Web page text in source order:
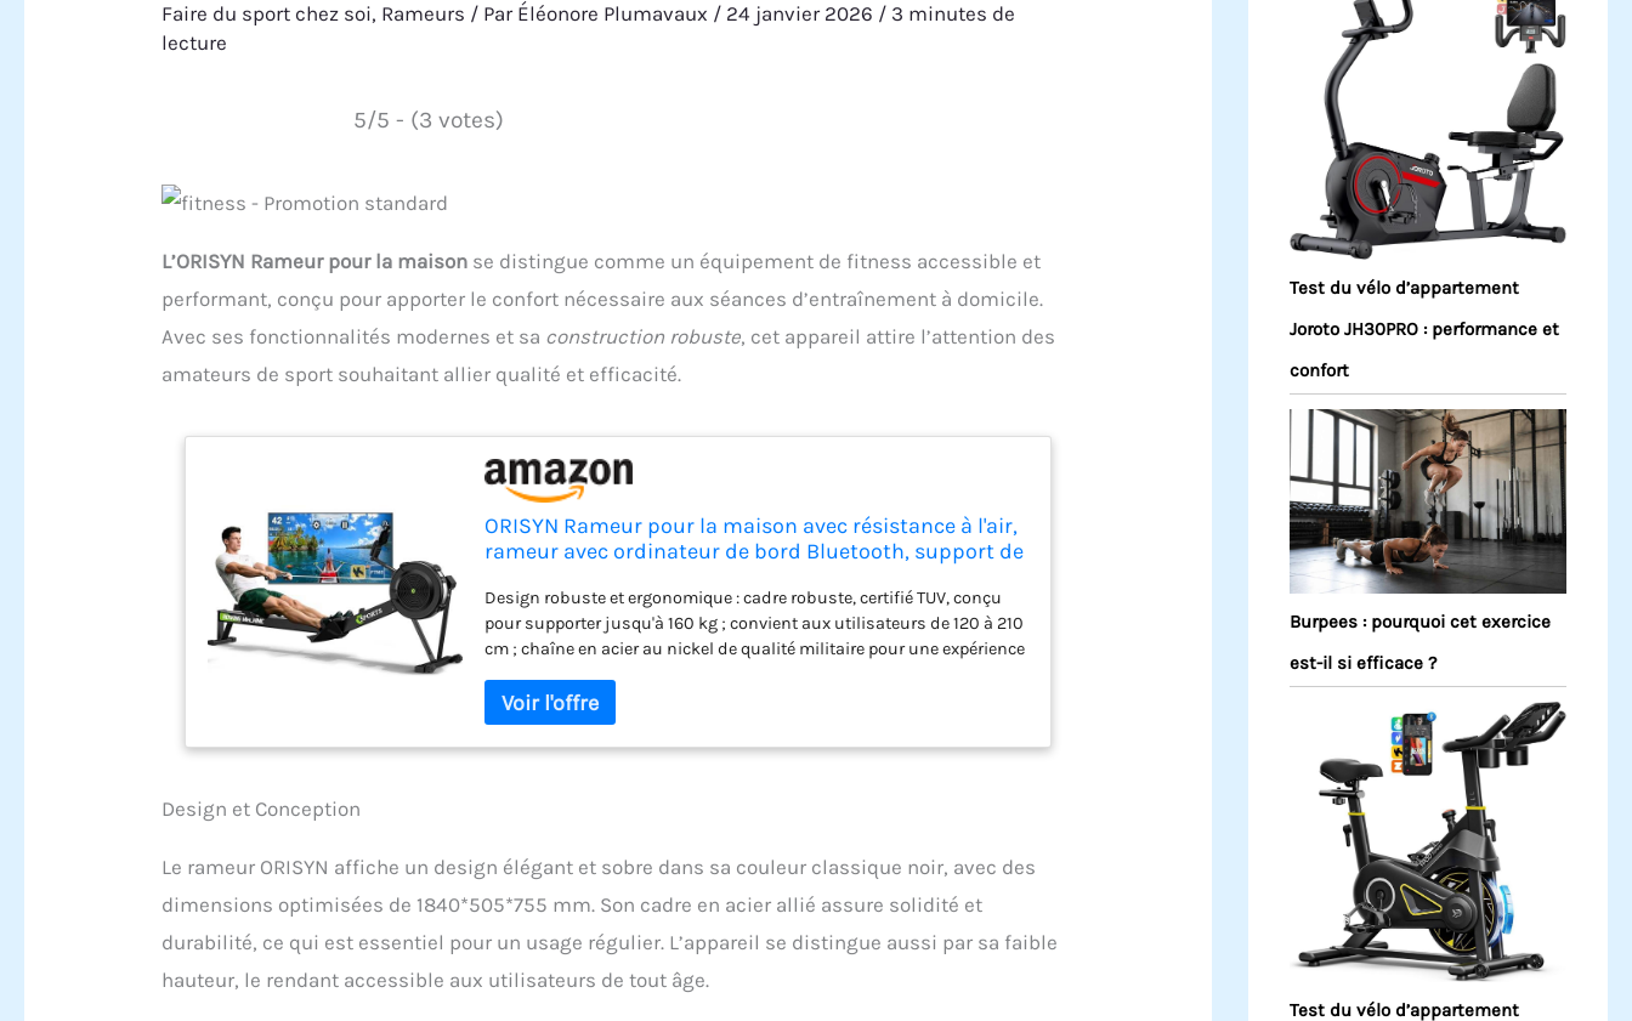
Faire du sport chez soi, Rameurs / Par Éléonore Plumavaux / 24 janvier 2026 / 3 minutes de
lecture
5/5 - (3 votes)
L’ORISYN Rameur pour la maison se distingue comme un équipement de fitness accessible et
performant, conçu pour apporter le confort nécessaire aux séances d’entraînement à domicile.
Avec ses fonctionnalités modernes et sa construction robuste, cet appareil attire l’attention des
amateurs de sport souhaitant allier qualité et efficacité.
ORISYN Rameur pour la maison avec résistance à l'air,
rameur avec ordinateur de bord Bluetooth, support de
Design robuste et ergonomique : cadre robuste, certifié TUV, conçu
pour supporter jusqu'à 160 kg ; convient aux utilisateurs de 120 à 210
cm ; chaîne en acier au nickel de qualité militaire pour une expérience
avancé : 32 pales de ventilateur pour une résistance accrue à l'air et
un entraînement exigeant ; les roulements à billes en acier
inoxydable silencieux assurent un mouvement de rame fluide et une
l’intensité de l’entraînement pour une expérience stimulante. Écran
rétroéclairé Bluetooth Smart : suivez facilement vos progrès avec
l'écran rétroéclairé Bluetooth Smart ; les données en temps réel telles
que le temps, le pouls, les calories, les battements, la distance, les
fractions de 500 mètres, les tr/min et les watts sont clairement
Design et Conception
Le rameur ORISYN affiche un design élégant et sobre dans sa couleur classique noir, avec des
dimensions optimisées de 1840*505*755 mm. Son cadre en acier allié assure solidité et
durabilité, ce qui est essentiel pour un usage régulier. L’appareil se distingue aussi par sa faible
hauteur, le rendant accessible aux utilisateurs de tout âge.
Test du vélo d’appartement
Joroto JH30PRO : performance et
confort
Burpees : pourquoi cet exercice
est-il si efficace ?
Test du vélo d’appartement